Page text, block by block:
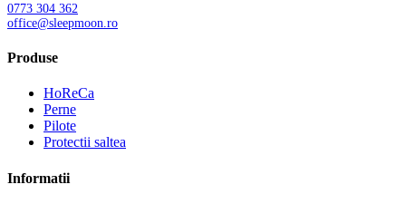
0773 304 362
office@sleepmoon.ro
Produse
HoReCa
Perne
Pilote
Protectii saltea
Informatii